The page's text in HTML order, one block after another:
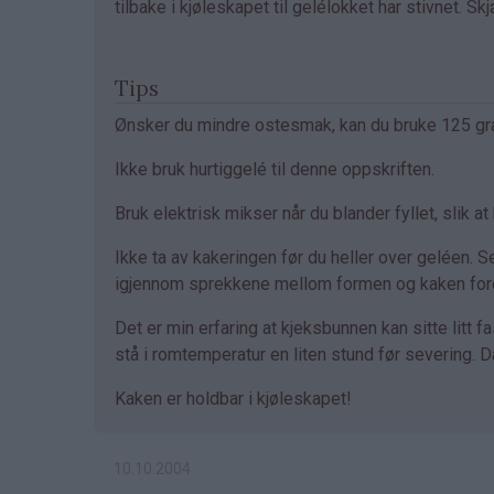
tilbake i kjøleskapet til gelélokket har stivnet.
Tips
Ønsker du mindre ostesmak, kan du bruke 125
Ikke bruk hurtiggelé til denne oppskriften.
Bruk elektrisk mikser når du blander fyllet, slik at
Ikke ta av kakeringen før du heller over geléen.
igjennom sprekkene mellom formen og kaken
Det er min erfaring at kjeksbunnen kan sitte litt
stå i romtemperatur en liten stund før severing.
Kaken er holdbar i kjøleskapet!